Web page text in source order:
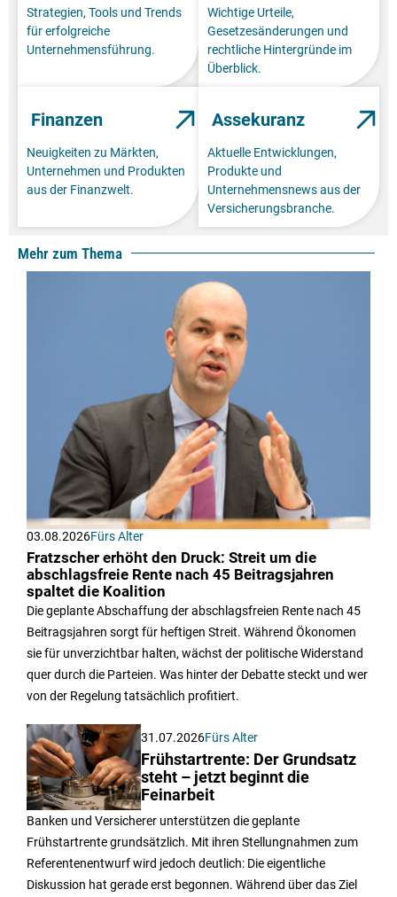
Strategien, Tools und Trends
für erfolgreiche
Unternehmensführung.
Wichtige Urteile,
Gesetzesänderungen und
rechtliche Hintergründe im
Überblick.
Finanzen
Neuigkeiten zu Märkten,
Unternehmen und Produkten
aus der Finanzwelt.
Assekuranz
Aktuelle Entwicklungen,
Produkte und
Unternehmensnews aus der
Versicherungsbranche.
Mehr zum Thema
03.08.2026Fürs Alter
Fratzscher erhöht den Druck: Streit um die
abschlagsfreie Rente nach 45 Beitragsjahren
spaltet die Koalition
Die geplante Abschaffung der abschlagsfreien Rente nach 45
Beitragsjahren sorgt für heftigen Streit. Während Ökonomen
sie für unverzichtbar halten, wächst der politische Widerstand
quer durch die Parteien. Was hinter der Debatte steckt und wer
von der Regelung tatsächlich profitiert.
31.07.2026Fürs Alter
Frühstartrente: Der Grundsatz
steht – jetzt beginnt die
Feinarbeit
Banken und Versicherer unterstützen die geplante
Frühstartrente grundsätzlich. Mit ihren Stellungnahmen zum
Referentenentwurf wird jedoch deutlich: Die eigentliche
Diskussion hat gerade erst begonnen. Während über das Ziel